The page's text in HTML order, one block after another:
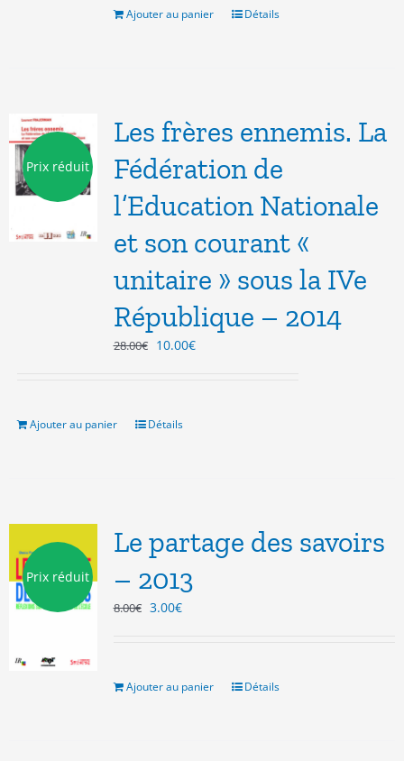
10.00€.5.00€.
Ajouter au panier Détails
Prix réduit
Les frères ennemis. La
Fédération de
l’Education Nationale
et son courant «
unitaire » sous la IVe
République – 2014
28.00€ Le
28.00€.
10.00€Le
Ajouter au panier Détails
Prix réduit
Le partage des savoirs
– 2013
8.00€ Le
8.00€.
3.00€Le
3.00€.
Ajouter au panier Détails